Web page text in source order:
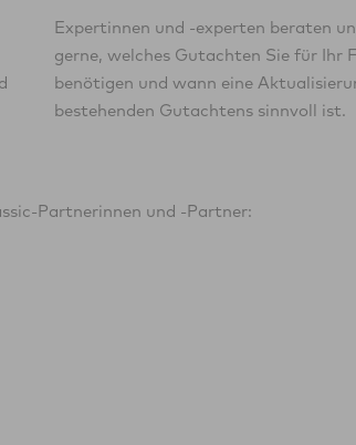
bestehenden Gutachtens sinnvoll ist.
Partnerinnen und -Partner: